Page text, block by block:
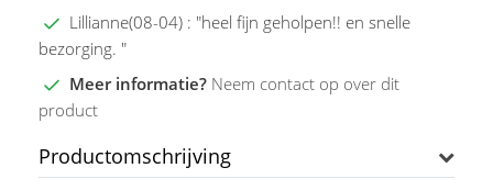
Lillianne(08-04) : "heel fijn geholpen!! en snelle
bezorging. "
Meer informatie? Neem contact op over dit
product
Productomschrijving